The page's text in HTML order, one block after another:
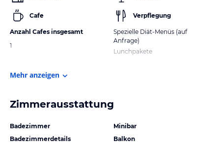
Cafe
Anzahl Cafes insgesamt
1
Verpflegung
Spezielle Diät-Menüs (auf
Anfrage)
Lunchpakete
Mehr anzeigen
Zimmerausstattung
Badezimmer
Badezimmerdetails
Minibar
Balkon